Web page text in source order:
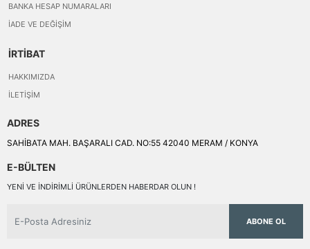
BANKA HESAP NUMARALARI
İADE VE DEĞIŞIM
İRTİBAT
HAKKIMIZDA
İLETIŞIM
ADRES
SAHİBATA MAH. BAŞARALI CAD. NO:55 42040 MERAM / KONYA
E-BÜLTEN
YENI VE INDIRIMLI ÜRÜNLERDEN HABERDAR OLUN !
ABONE OL